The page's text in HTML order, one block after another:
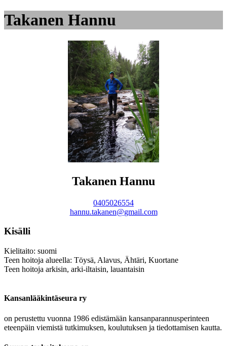
Takanen Hannu
Takanen Hannu
0405026554
hannu.takanen@gmail.com
Kisälli
Kielitaito: suomi
Teen hoitoja alueella: Töysä, Alavus, Ähtäri, Kuortane
Teen hoitoja arkisin, arki-iltaisin, lauantaisin
Kansanlääkintäseura ry
on perustettu vuonna 1986 edistämään kansanparannusperinteen
eteenpäin viemistä tutkimuksen, koulutuksen ja tiedottamisen kautta.